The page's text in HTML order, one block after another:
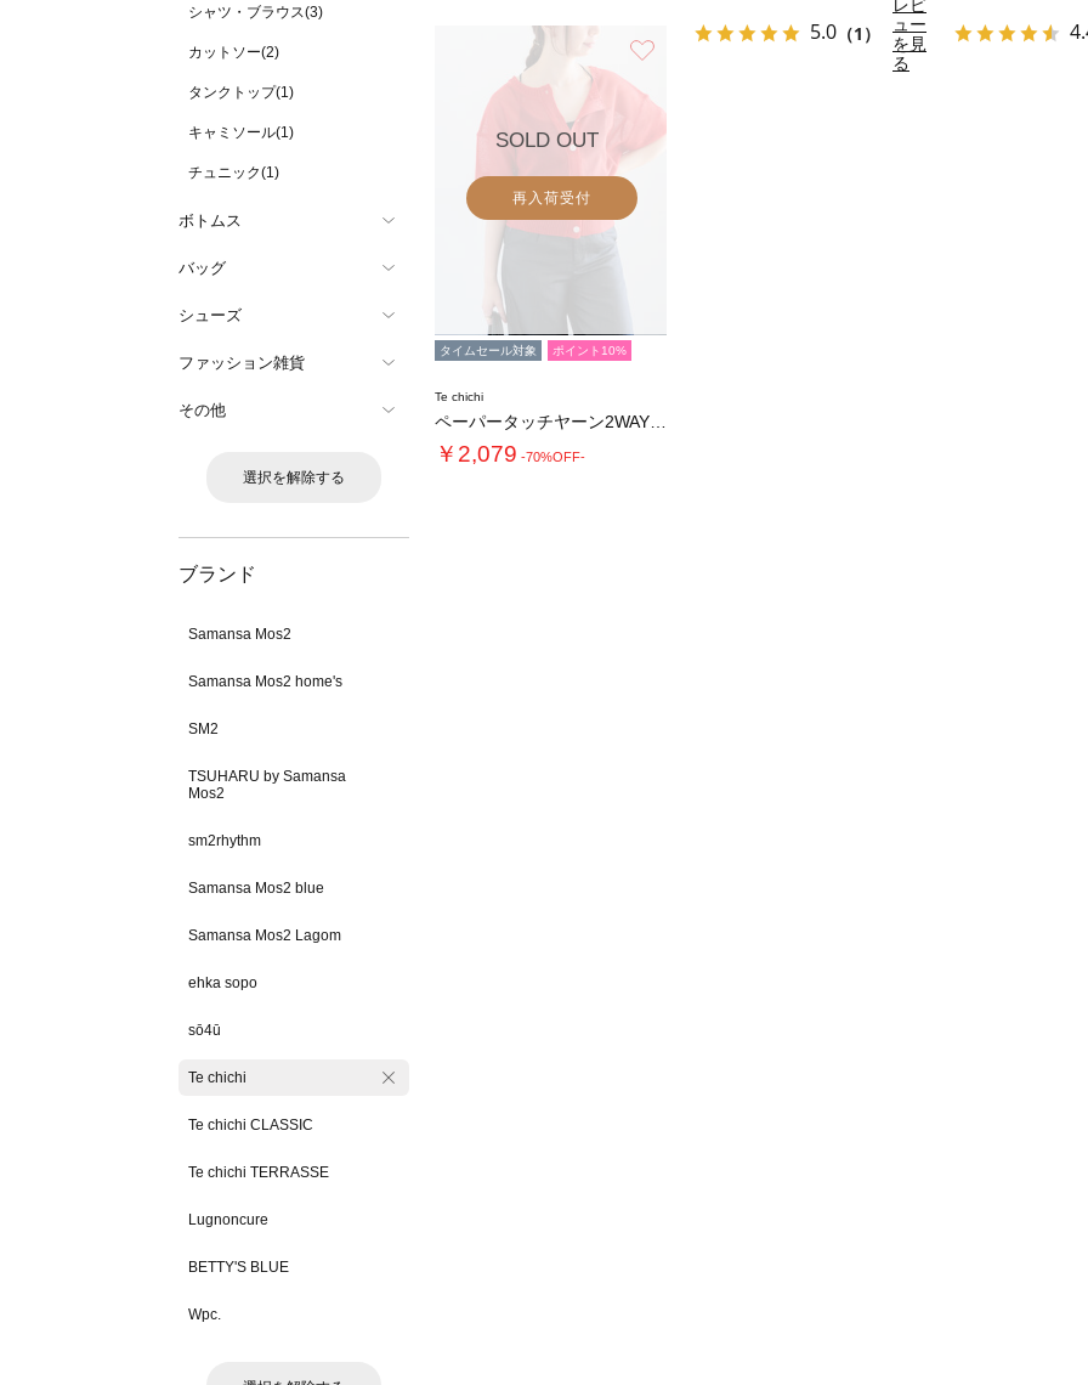
シャツ・ブラウス(3)
カットソー(2)
タンクトップ(1)
キャミソール(1)
チュニック(1)
ボトムス
バッグ
シューズ
ファッション雑貨
その他
選択を解除する
ブランド
Samansa Mos2
Samansa Mos2 home's
SM2
TSUHARU by Samansa
Mos2
sm2rhythm
Samansa Mos2 blue
Samansa Mos2 Lagom
ehka sopo
sō4ū
Te chichi
Te chichi CLASSIC
Te chichi TERRASSE
Lugnoncure
BETTY'S BLUE
Wpc.
5.0 （1）
ュー
を見
る
お気に入り
SOLD OUT
再入荷受付
タイムセール対象 ポイント10%
Te chichi
￥2,079 -70%OFF-